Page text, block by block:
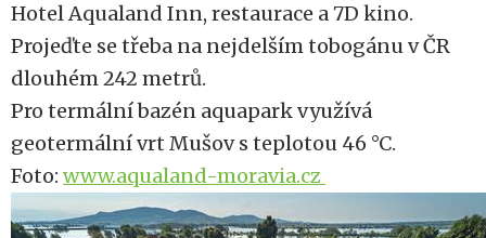
Hotel Aqualand Inn, restaurace a 7D kino.
Projeďte se třeba na nejdelším tobogánu v ČR
dlouhém 242 metrů.
Pro termální bazén aquapark využívá
geotermální vrt Mušov s teplotou 46 °C.
Foto: www.aqualand-moravia.cz